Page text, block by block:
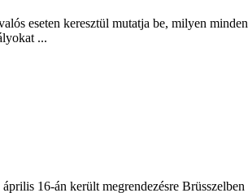
eseten keresztül mutatja be, milyen
...
16-án került megrendezésre Brüsszelben